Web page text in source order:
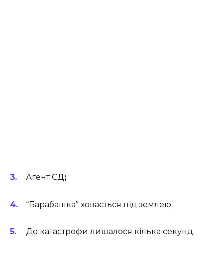
Агент СД;
“Барабашка” ховається під землею;
До катастрофи лишалося кілька секунд.